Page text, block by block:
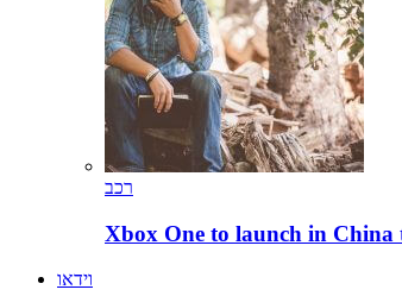
רכב
Xbox One to launch in China
וידאו